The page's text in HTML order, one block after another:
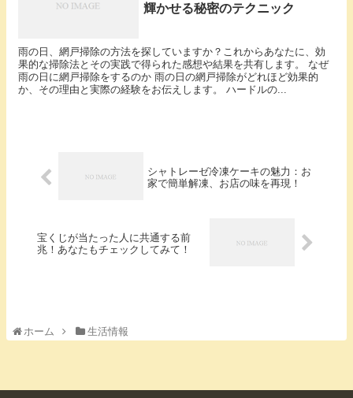
輝かせる秘密のテクニック
雨の日、網戸掃除の方法を探していますか？これからあなたに、効
果的な掃除法とその実践で得られた感想や結果を共有します。 なぜ
雨の日に網戸掃除をするのか 雨の日の網戸掃除がどれほど効果的
か、その理由と実際の経験をお伝えします。 ハードルの...
シャトレーゼ冷凍ケーキの魅力：お
家で簡単解凍、お店の味を再現！
宝くじが当たった人に共通する前
兆！あなたもチェックしてみて！
ホーム 生活情報